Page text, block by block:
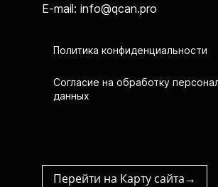
E-mail: info@qcan.pro
Политика конфиденциальности
Согласие на обработку
данных
Перейти на Карту сайта→